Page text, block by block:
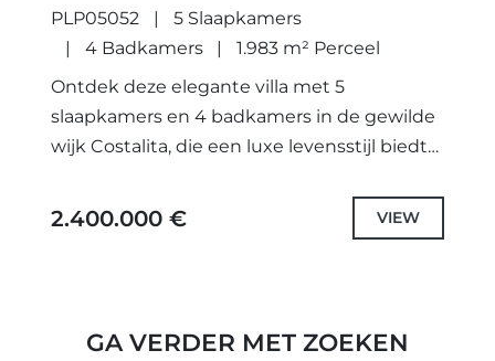
PLP05052
5 Slaapkamers
4 Badkamers
1.983 m² Perceel
Ontdek deze elegante villa met 5
slaapkamers en 4 badkamers in de gewilde
wijk Costalita, die een luxe levensstijl biedt
Deze twee verdiepingen...
2.400.000 € VIEW
GA VERDER MET ZOEKEN